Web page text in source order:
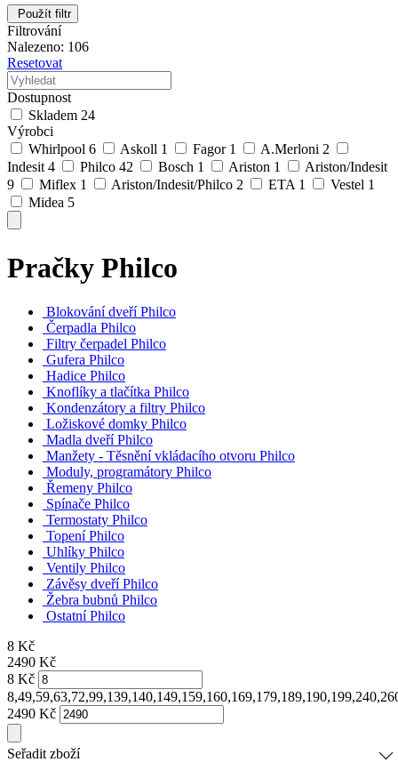
Použít filtr
Filtrování
Nalezeno: 106
Resetovat
Dostupnost
Skladem 24
Výrobci
Whirlpool 6 Askoll 1 Fagor 1 A.Merloni 2
Indesit 4 Philco 42 Bosch 1 Ariston 1
Ariston/Indesit
9
Miflex 1 Ariston/Indesit/Philco 2 ETA 1 Vestel 1
Midea 5
Pračky Philco
Blokování dveří Philco
Čerpadla Philco
Filtry čerpadel Philco
Gufera Philco
Hadice Philco
Knoflíky a tlačítka Philco
Kondenzátory a filtry Philco
Ložiskové domky Philco
Madla dveří Philco
Manžety - Těsnění vkládacího otvoru Philco
Moduly, programátory Philco
Řemeny Philco
Spínače Philco
Termostaty Philco
Topení Philco
Uhlíky Philco
Ventily Philco
Závěsy dveří Philco
Žebra bubnů Philco
Ostatní Philco
8 Kč
2490 Kč
8 Kč
2490 Kč
Seřadit zboží